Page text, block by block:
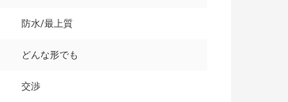
防水/最上質
どんな形でも
交渉